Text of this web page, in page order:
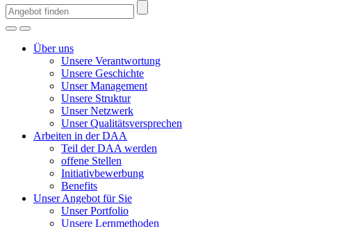
Über uns
Unsere Verantwortung
Unsere Geschichte
Unser Management
Unsere Struktur
Unser Netzwerk
Unser Qualitätsversprechen
Arbeiten in der DAA
Teil der DAA werden
offene Stellen
Initiativbewerbung
Benefits
Unser Angebot für Sie
Unser Portfolio
Unsere Lernmethoden